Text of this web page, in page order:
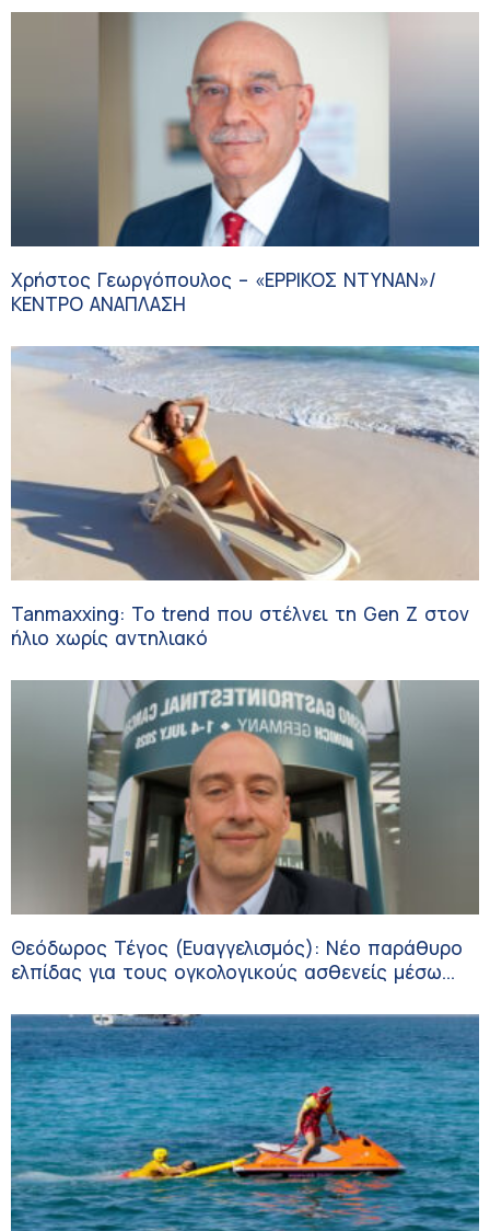
Χρήστος Γεωργόπουλος – «ΕΡΡΙΚΟΣ ΝΤΥΝΑΝ»/
ΚΕΝΤΡΟ ΑΝΑΠΛΑΣΗ
Tanmaxxing: To trend που στέλνει τη Gen Z στον
ήλιο χωρίς αντηλιακό
Θεόδωρος Τέγος (Ευαγγελισμός): Νέο παράθυρο
ελπίδας για τους ογκολογικούς ασθενείς μέσω